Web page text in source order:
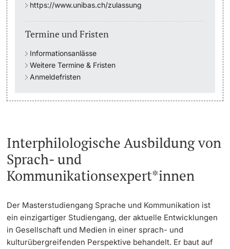
Student Life
Beratung & Support
Studienfachberatung
Studienberatung
Soziales & Gesundheit
Inklusive Universität
Koordinationsstelle für Geflüchtete
https://www.unibas.ch/zulassung
Termine und Fristen
Informationsanlässe
Weitere Termine & Fristen
Anmeldefristen
Interphilologische Ausbildung von
Sprach- und
Kommunikationsexpert*innen
Der Masterstudiengang Sprache und Kommunikation ist
ein einzigartiger Studiengang, der aktuelle Entwicklungen
in Gesellschaft und Medien in einer sprach- und
kulturübergreifenden Perspektive behandelt. Er baut auf